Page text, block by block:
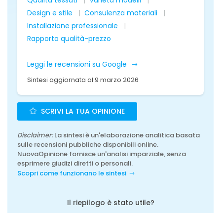
Design e stile
Consulenza materiali
Installazione professionale
Rapporto qualità-prezzo
Leggi le recensioni su Google
Sintesi aggiornata al 9 marzo 2026
SCRIVI LA TUA OPINIONE
Disclaimer:La sintesi è un'elaborazione analitica basata
sulle recensioni pubbliche disponibili online.
NuovaOpinione fornisce un'analisi imparziale, senza
esprimere giudizi diretti o personali.
Scopri come funzionano le sintesi
Il riepilogo è stato utile?